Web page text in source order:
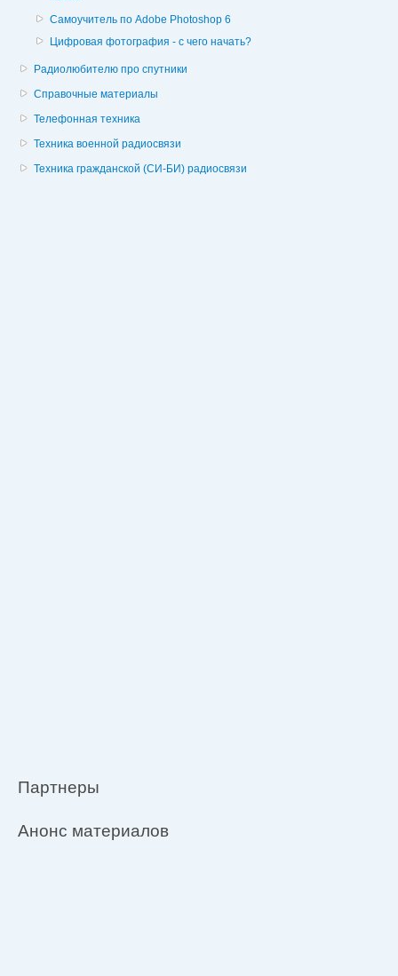
Самоучитель по Adobe Photoshop 6
Цифровая фотография - с чего начать?
Радиолюбителю про спутники
Справочные материалы
Телефонная техника
Техника военной радиосвязи
Техника гражданской (СИ-БИ) радиосвязи
Партнеры
Анонс материалов